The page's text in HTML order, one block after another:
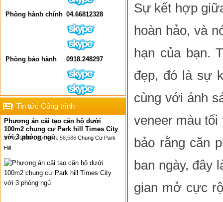
Phòng hành chính 04.66812328
Phòng bảo hành 0918.248297
Tin tức Công trình
Phương án cải tạo căn hộ dưới
100m2 chung cư Park hill Times City
với 3 phòng ngủ
17-02-2016 Lượt xem: 58,586 Chung Cư Park
Hill
Sự kết hợp
hoàn hảo, và
hạn của bạn.
đẹp, đó là sự
cùng với ánh
veneer màu tối
bảo rằng căn
ban ngày, đây
gian mở cực